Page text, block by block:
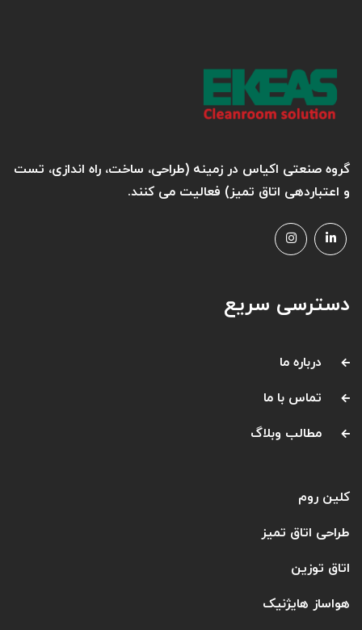
گروه صنعتی اکیاس در زمینه (طراحی، ساخت، راه اندازی، تست
و اعتباردهی اتاق تمیز) فعالیت می کنند.
دسترسی سریع
درباره ما
تماس با ما
مطالب وبلاگ
کلین روم
طراحی اتاق تمیز
اتاق توزین
هواساز هایژنیک